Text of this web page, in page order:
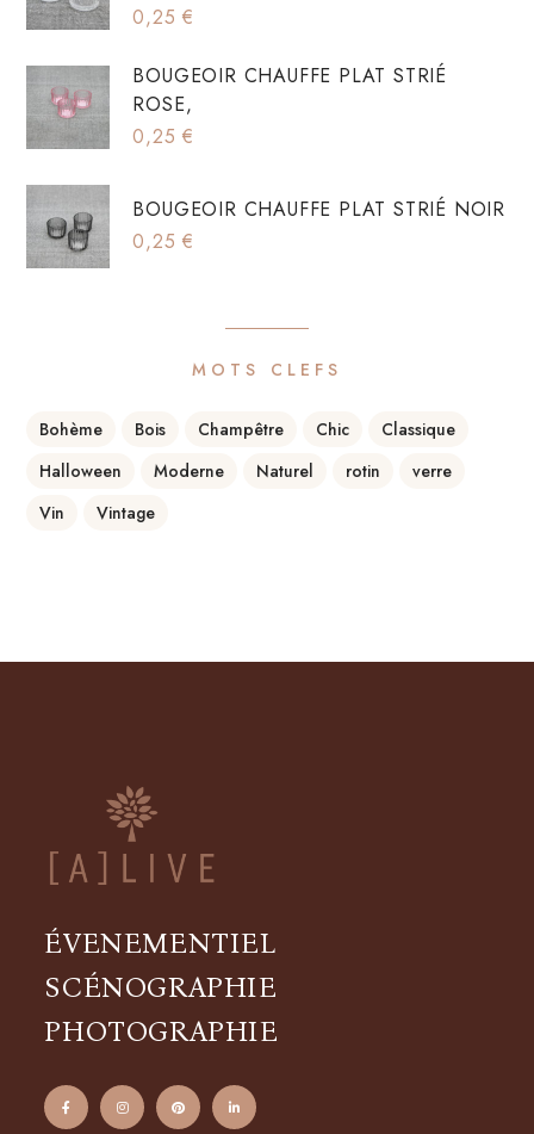
0,25 €
BOUGEOIR CHAUFFE PLAT STRIÉ
ROSE,
0,25 €
BOUGEOIR CHAUFFE PLAT STRIÉ NOIR
0,25 €
MOTS CLEFS
Bohème Bois Champêtre Chic
Classique
Halloween
Moderne Naturel rotin
verre
Vin
Vintage
ÉVENEMENTIEL
SCÉNOGRAPHIE
PHOTOGRAPHIE